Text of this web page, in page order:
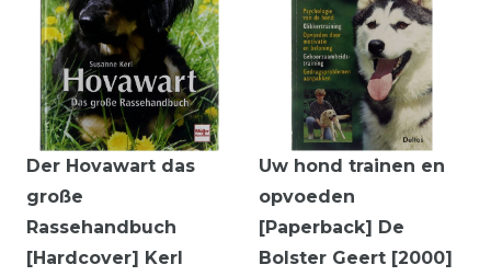
Der Hovawart das
große
Rassehandbuch
[Hardcover] Kerl
Uw hond trainen en
opvoeden
[Paperback] De
Bolster Geert [2000]